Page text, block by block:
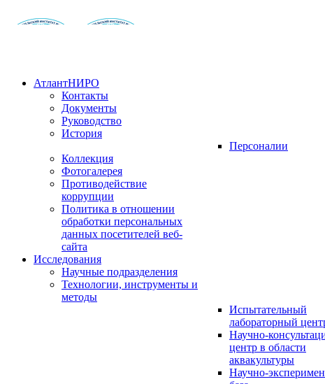
АтлантНИРО
Контакты
Документы
Руководство
История
Персоналии
Коллекция
Фотогалерея
Противодействие
коррупции
Политика в отношении
обработки персональных
данных посетителей веб-
сайта
Исследования
Научные подразделения
Технологии, инструменты и
методы
Испытательный
лабораторный
Научно-
центр в области
аквакультуры
Научно-